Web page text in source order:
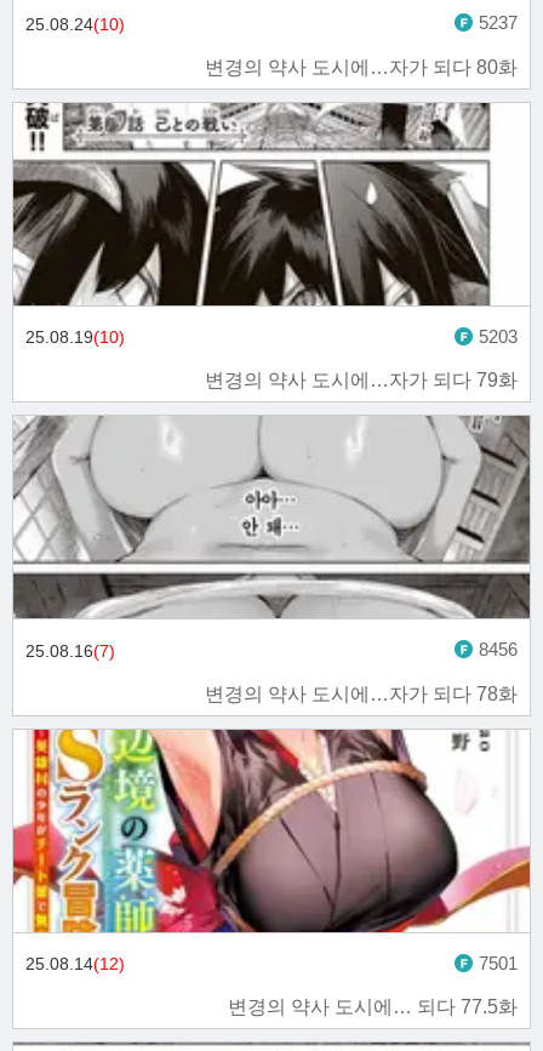
변경의 약사 도시에…자가 되다 80화
25.08.24(10) 5237
변경의 약사 도시에…자가 되다 79화
25.08.19(10) 5203
변경의 약사 도시에…자가 되다 78화
25.08.16(7) 8456
변경의 약사 도시에… 되다 77.5화
25.08.14(12) 7501